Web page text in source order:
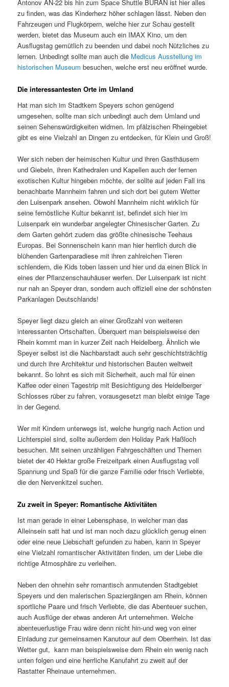
Antonov AN-22 bis hin zum Space Shuttle BURAN ist hier alles
zu finden, was das Kinderherz höher schlagen lässt. Neben den
Fahrzeugen und Flugkörpern, welche hier zur Schau gestellt
werden, bietet das Museum auch ein IMAX Kino, um den
Ausflugstag gemütlich zu beenden und dabei noch Nützliches zu
lernen. Unbedingt sollte man auch die Medicus Ausstellung im
historischen Museumbesuchen, welche erst neu eröffnet wurde.
Die interessantesten Orte im Umland
Hat man sich im Stadtkern Speyers schon genügend
umgesehen, sollte man sich unbedingt auch dem Umland und
seinen Sehenswürdigkeiten widmen. Im pfälzischen Rheingebiet
gibt es eine Vielzahl an Dingen zu entdecken, für Klein und Groß!
Wer sich neben der heimischen Kultur und ihren Gasthäusern
und Giebeln, ihren Kathedralen und Kapellen auch der fernen
exotischen Kultur hingeben möchte, der sollte auf jeden Fall ins
benachbarte Mannheim fahren und sich dort bei gutem Wetter
den Luisenpark ansehen. Obwohl Mannheim nicht wirklich für
seine fernöstliche Kultur bekannt ist, befindet sich hier im
Luisenpark ein wunderbar angelegter Chinesischer Garten. Zu
dem Garten gehört zudem das größte chinesische Teehaus
Europas. Bei Sonnenschein kann man hier herrlich durch die
blühenden Gartenparadiese mit ihren zahlreichen Tieren
schlendern, die Kids toben lassen und hier und da einen Blick in
eines der Pflanzenschauhäuser werfen. Der Luisenpark ist nicht
nur nah an Speyer dran, sondern auch offiziell eine der schönsten
Parkanlagen Deutschlands!
Speyer liegt dazu gleich an einer Großzahl von weiteren
interessanten Ortschaften. Überquert man beispielsweise den
Rhein kommt man in kurzer Zeit nach Heidelberg. Ähnlich wie
Speyer selbst ist die Nachbarstadt auch sehr geschichtsträchtig
und durch ihre Architektur und historischen Bauten weltweit
bekannt. So lohnt es sich mit Sicherheit, auch mal für einen
Kaffee oder einen Tagestrip mit Besichtigung des Heidelberger
Schlosses rüber zu fahren, vorausgesetzt man bleibt einige Tage
in der Gegend.
Wer mit Kindern unterwegs ist, welche hungrig nach Action und
Lichterspiel sind, sollte außerdem den Holiday Park Haßloch
besuchen. Mit seinen unzähligen Fahrgeschäften und Themen
bietet der 40 Hektar große Freizeitpark einen Ausflugstag voll
Spannung und Spaß für die ganze Familie oder frisch Verliebte,
die den Nervenkitzel suchen.
Zu zweit in Speyer: Romantische Aktivitäten
Ist man gerade in einer Lebensphase, in welcher man das
Alleinsein satt hat und ist man noch dazu glücklich genug einen
oder eine neue Liebschaft gefunden zu haben, kann in Speyer
eine Vielzahl romantischer Aktivitäten finden, um der Liebe die
richtige Atmosphäre zu verleihen.
Neben den ohnehin sehr romantisch anmutenden Stadtgebiet
Speyers und den malerischen Spaziergängen am Rhein, können
sportliche Paare und frisch Verliebte, die das Abenteuer suchen,
auch Ausflüge der etwas anderen Art unternehmen. Welche
abenteuerlustige Frau wäre denn nicht hin-und weg von einer
Einladung zur gemeinsamen Kanutour auf dem Oberrhein. Ist das
Wetter gut, kann man beispielsweise dem Rhein ein wenig nach
unten folgen und eine herrliche Kanufahrt zu zweit auf der
Rastatter Rheinaue unternehmen.